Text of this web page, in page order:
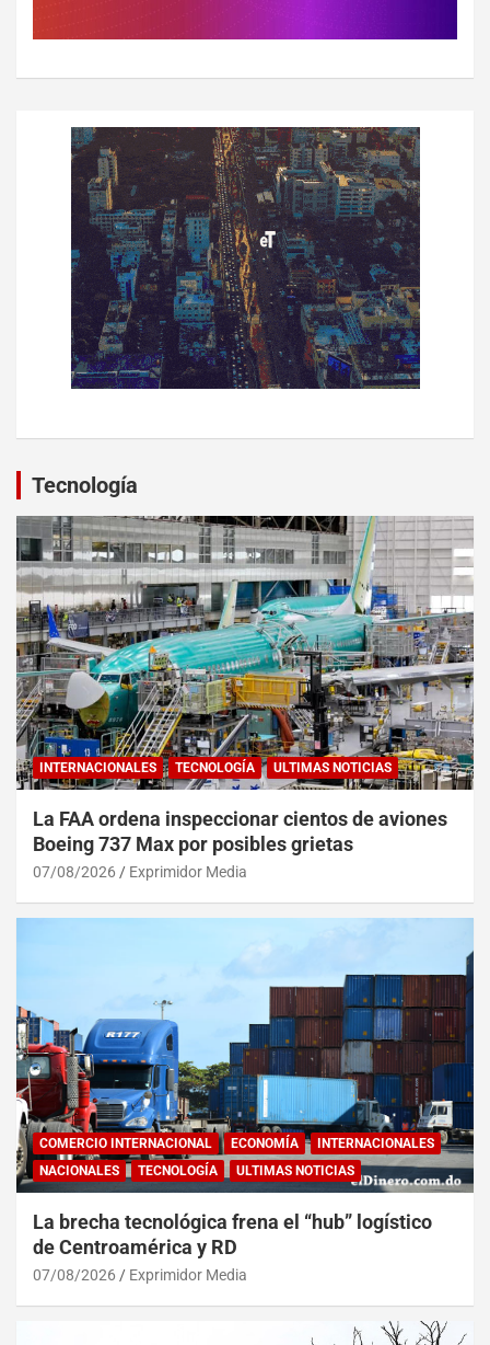
Tecnología
INTERNACIONALES TECNOLOGÍA ULTIMAS NOTICIAS
La FAA ordena inspeccionar cientos de aviones
Boeing 737 Max por posibles grietas
07/08/2026 Exprimidor Media
COMERCIO INTERNACIONAL ECONOMÍA
INTERNACIONALES
NACIONALES
TECNOLOGÍA ULTIMAS NOTICIAS
La brecha tecnológica frena el “hub” logístico
de Centroamérica y RD
07/08/2026 Exprimidor Media